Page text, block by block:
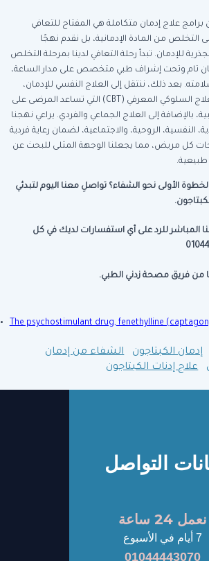
علاج إدمان متكاملة هي المفتاح للتعافي
التخلص من المادة الإدمانية، بل نقدم نهجًا
للإدمان. تبدأ رحلة التعافي لدينا بمرحلة التخلص
تام وتحت إشراف طبي متخصص على مدار الساعة،
بعد ذلك، ننتقل إلى العلاج النفسي للإدمان،
والذي يشمل جلسات العلاج السلوكي المعرفي (CBT) التي تساعد المرضى على
بالإضافة إلى العلاج الجماعي والفردي. يراعي نهجنا
النفسية، الروحية، والاجتماعية، لضمان رعاية فردية
كل مريض، مما يجعلنا الوجهة المثلى للبحث عن
طبيعية.
الأولى نحو الشفاء؟ تواصلِ معنا اليوم لتبدئي
المباشر للرد على أي استفسارات لديك في كل
من فريق مصحة زدني الطبي.
The psychostimulant drug, fenethylline
إدمان الكبتاجون
الشفاء من إدمان
علاج إدنات الكبتاجون
التواصل
نعمل 24 ساعة
7 أيام في الأسبوع
01044443070